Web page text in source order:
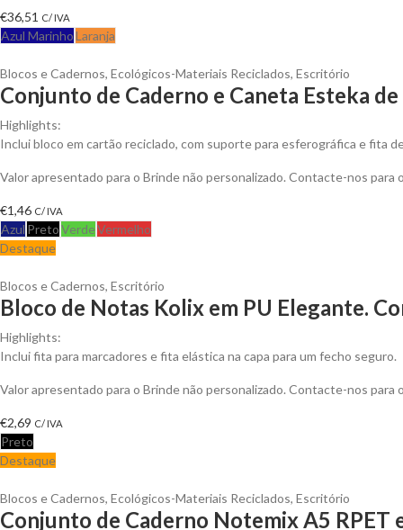
€36,51 C/ IVA
Azul MarinhoLaranja
Blocos e Cadernos, Ecológicos-Materiais Reciclados, Escritório
Conjunto de Caderno e Caneta Esteka
Highlights:
Inclui bloco em cartão reciclado, com suporte para esferográfica e fita
Valor apresentado para o Brinde não personalizado. Contacte-nos
€1,46 C/ IVA
Azul PretoVerdeVermelho
Destaque
Blocos e Cadernos, Escritório
Bloco de Notas Kolix em PU Elegante.
Highlights:
Inclui fita para marcadores e fita elástica na capa para um fecho seguro.
Valor apresentado para o Brinde não personalizado. Contacte-nos
€2,69 C/ IVA
Preto
Destaque
Blocos e Cadernos, Ecológicos-Materiais Reciclados, Escritório
Conjunto de Caderno Notemix A5 RPET